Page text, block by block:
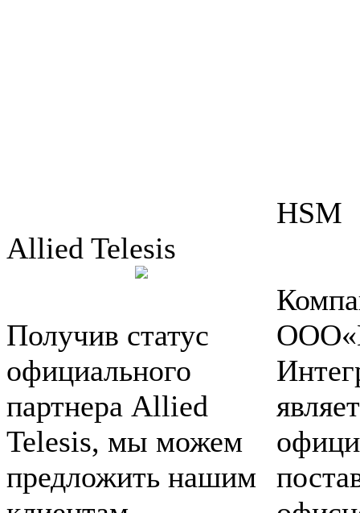
Allied Telesis
Получив статус
официального
партнера Allied
Telesis, мы можем
предложить нашим
HSM